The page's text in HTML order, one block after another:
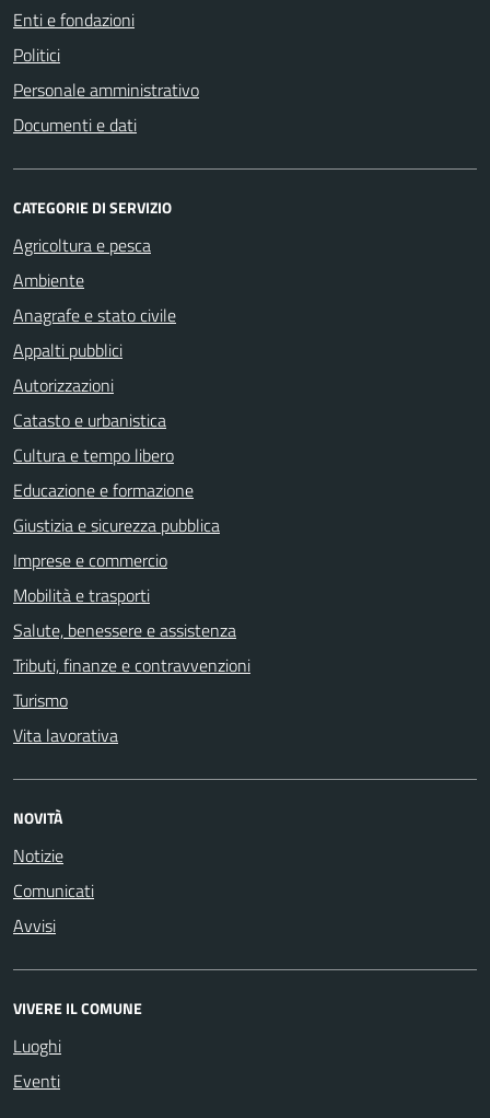
Enti e fondazioni
Politici
Personale amministrativo
Documenti e dati
CATEGORIE DI SERVIZIO
Agricoltura e pesca
Ambiente
Anagrafe e stato civile
Appalti pubblici
Autorizzazioni
Catasto e urbanistica
Cultura e tempo libero
Educazione e formazione
Giustizia e sicurezza pubblica
Imprese e commercio
Mobilità e trasporti
Salute, benessere e assistenza
Tributi, finanze e contravvenzioni
Turismo
Vita lavorativa
NOVITÀ
Notizie
Comunicati
Avvisi
VIVERE IL COMUNE
Luoghi
Eventi